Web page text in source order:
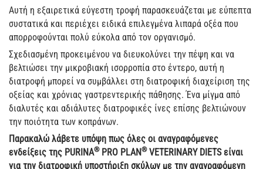
Αυτή η εξαιρετικά εύγεστη τροφή παρασκευάζεται με εύπεπτα
συστατικά και περιέχει ειδικά επιλεγμένα λιπαρά οξέα που
απορροφούνται πολύ εύκολα από τον οργανισμό.
Σχεδιασμένη προκειμένου να διευκολύνει την πέψη και να
βελτιώσει την μικροβιακή ισορροπία στο έντερο, αυτή η
διατροφή μπορεί να συμβάλλει στη διατροφική διαχείριση της
οξείας και χρόνιας γαστρεντερικής πάθησης. Ένα μίγμα από
διαλυτές και αδιάλυτες διατροφικές ίνες επίσης βελτιώνουν
την ποιότητα των κοπράνων.
Παρακαλώ λάβετε υπόψη πως όλες οι αναγραφόμενες
ενδείξεις της PURINA®PRO PLAN®VETERINARY DIETS είναι
για την διατροφική υποστήριξη σκύλων με την αναγραφόμενη